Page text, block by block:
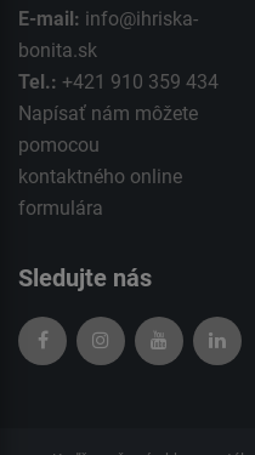
E-mail: info@ihriska-
bonita.sk
Tel.: +421 910 359 434
Napísať nám môžete
pomocou
kontaktného online
formulára
Sledujte nás